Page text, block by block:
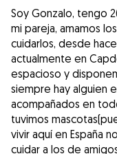
Soy Gonzalo, tengo
mi pareja, amamos
cuidarlos, desde
actualmente en
espacioso y
siempre hay alguien
acompañados en
tuvimos
vivir aquí en España
cuidar a los de